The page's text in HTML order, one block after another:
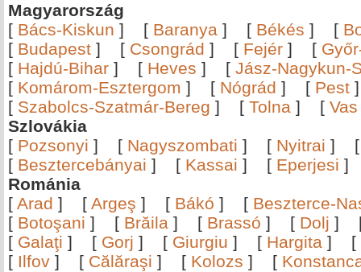
Magyarország
[ Bács-Kiskun ] [ Baranya ] [ Békés ] [
[ Budapest ] [ Csongrád ] [ Fejér ] [
[ Hajdú-Bihar ] [ Heves ] [ Jász-Nagykun-
[ Komárom-Esztergom ] [ Nógrád ] [ Pest
[ Szabolcs-Szatmár-Bereg ] [ Tolna ] [ Vas
Szlovákia
[ Pozsonyi ] [ Nagyszombati ] [ Nyitrai ]
[ Besztercebányai ] [ Kassai ] [ Eperjesi
Románia
[ Arad ] [ Argeş ] [ Bákó ] [ Beszterce-
[ Botoşani ] [ Brăila ] [ Brassó ] [ Dolj ]
[ Galaţi ] [ Gorj ] [ Giurgiu ] [ Hargita ]
[
[ Ilfov ] [ Călăraşi ] [ Kolozs ] [